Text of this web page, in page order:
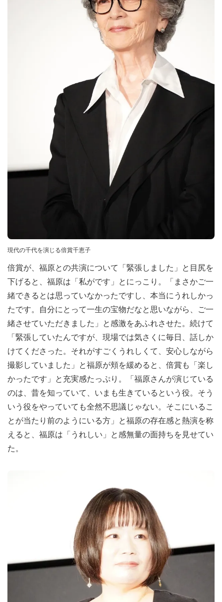
現代の千代を演じる倍賞千恵子
倍賞が、福原との共演について「緊張しました」と目尻を
下げると、福原は「私がです」とにっこり。「まさかご一
緒できるとは思っていなかったですし、本当にうれしかっ
たです。自分にとって一生の宝物だなと思いながら、ご一
緒させていただきました」と感激をあふれさせた。続けて
「緊張していたんですが、現場では気さくに毎日、話しか
けてくださった。それがすごくうれしくて、安心しながら
撮影していました」と福原が頬を緩めると、倍賞も「楽し
かったです」と充実感たっぷり。「福原さんが演じている
のは、昔を知っていて、いまも生きているという役。そう
いう役をやっていても全然不思議じゃない。そこにいるこ
とが当たり前のようにいる方」と福原の存在感と熱演を称
えると、福原は「うれしい」と感無量の面持ちを見せてい
た。